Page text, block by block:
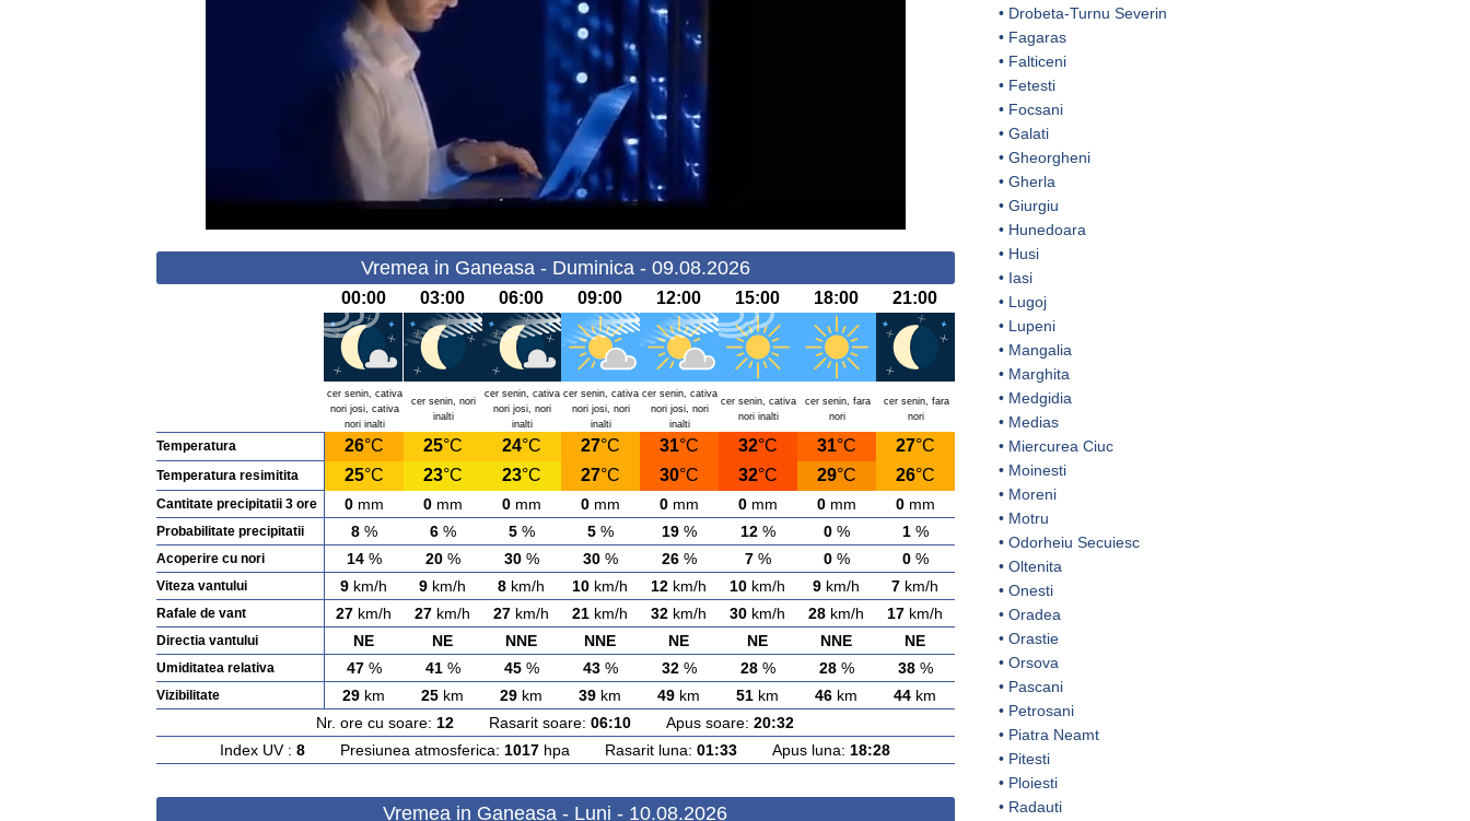
Vremea in Ganeasa - Duminica - 09.08.2026
00:00 03:00 06:00 09:00 12:00 15:00 18:00 21:00
cer senin, cativa
nori josi, cativa
nori inalti
cer senin, nori
inalti
cer senin, cativa
nori josi, nori
inalti
cer senin, cativa
nori josi, nori
inalti
cer senin, cativa
nori josi, nori
inalti
cer senin, cativa
nori inalti
cer senin, fara
nori
cer senin, fara
nori
Temperatura 26°C 25°C 24°C 27°C 31°C 32°C 31°C 27°C
Temperatura resimitita 25°C 23°C 23°C 27°C 30°C 32°C 29°C 26°C
Cantitate precipitatii 3 ore 0mm 0mm 0mm 0mm 0mm 0mm 0mm 0mm
Probabilitate precipitatii 8% 6% 5% 5% 19% 12% 0% 1%
Acoperire cu nori 14% 20% 30% 30% 26% 7% 0% 0%
Viteza vantului 9 km/h 9 km/h 8 km/h 10 km/h 12 km/h 10 km/h 9 km/h 7 km/h
Rafale de vant 27 km/h 27 km/h 27 km/h 21 km/h 32 km/h 30 km/h 28 km/h 17 km/h
Directia vantului NE NE NNE NNE NE NE NNE NE
Umiditatea relativa 47% 41% 45% 43% 32% 28% 28% 38%
Vizibilitate 29 km 25 km 29 km 39 km 49 km 51 km 46 km 44 km
Nr. ore cu soare: 12 Rasarit soare: 06:10 Apus soare: 20:32
Index UV : 8 Presiunea atmosferica: 1017 hpa Rasarit luna: 01:33 Apus luna: 18:28
Vremea in Ganeasa - Luni - 10.08.2026
• Drobeta-Turnu Severin
• Fagaras
• Falticeni
• Fetesti
• Focsani
• Galati
• Gheorgheni
• Gherla
• Giurgiu
• Hunedoara
• Husi
• Iasi
• Lugoj
• Lupeni
• Mangalia
• Marghita
• Medgidia
• Medias
• Miercurea Ciuc
• Moinesti
• Moreni
• Motru
• Odorheiu Secuiesc
• Oltenita
• Onesti
• Oradea
• Orastie
• Orsova
• Pascani
• Petrosani
• Piatra Neamt
• Pitesti
• Ploiesti
• Radauti